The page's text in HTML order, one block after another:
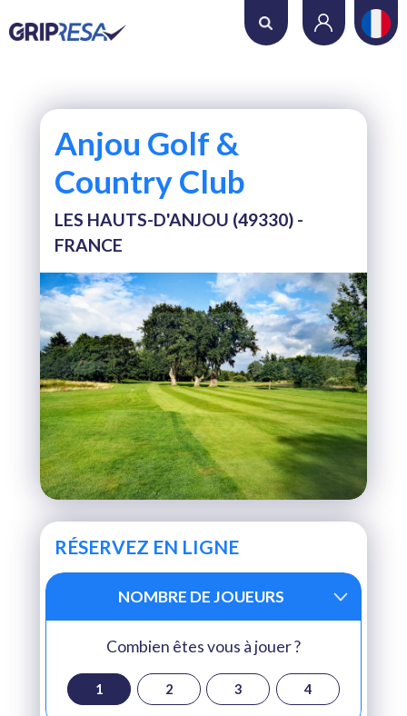
Où voulez-vous jouer ?
Nombre de trous
Nombre de joueurs
RECHERCHER
Anjou Golf &
Country Club
LES HAUTS-D'ANJOU (49330) -
FRANCE
RÉSERVEZ EN LIGNE
NOMBRE DE JOUEURS
Combien êtes vous à jouer ?
1 2 3 4